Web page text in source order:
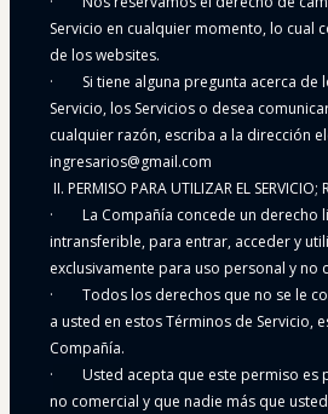
Servicio en cualquier momento, lo cual
de los websites.
·        Si tiene alguna pregunta acerca
Servicio, los Servicios o desea
cualquier razón, escriba a la dirección
ingresarios@gmail.com
II. PERMISO PARA UTILIZAR EL SERVICIO;
·        La Compañía concede un
intransferible, para entrar, acceder y
exclusivamente para uso personal y no
·        Todos los derechos que no se le
a usted en estos Términos de Servicio,
Compañía.
·        Usted acepta que este permiso
no comercial y que nadie más que